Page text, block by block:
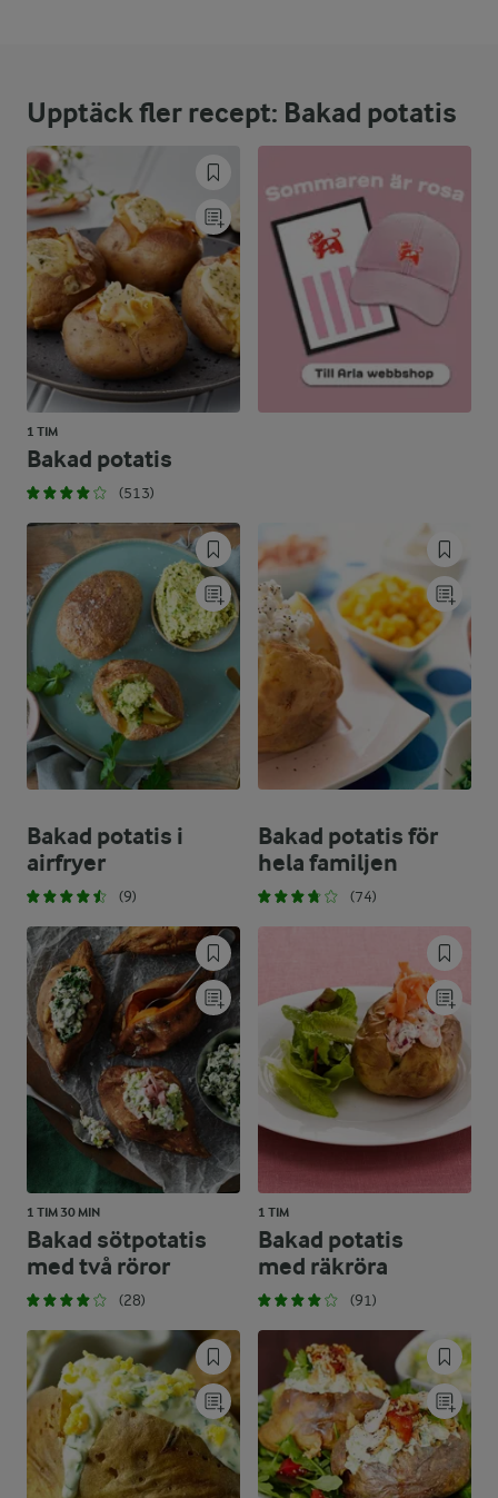
Fett:
29,7 %
12 g
Upptäck fler recept: Bakad potatis
1 TIM
Bakad potatis
(513)
Bakad potatis i
airfryer
(9)
Bakad potatis för
hela familjen
(74)
1 TIM 30 MIN
Bakad sötpotatis
med två röror
(28)
1 TIM
Bakad potatis
med räkröra
(91)